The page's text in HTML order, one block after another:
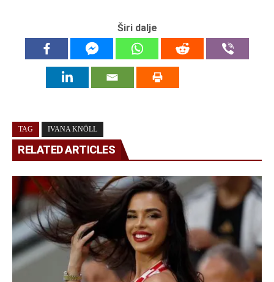
Širi dalje
TAG IVANA KNÖLL
RELATED ARTICLES